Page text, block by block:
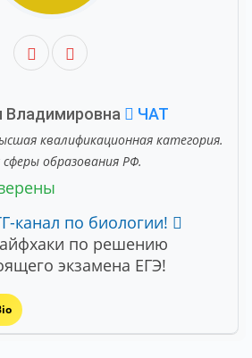
Владимировна ЧАТ
квалификационная категория.
образования РФ.
канал по биологии!
по решению
экзамена ЕГЭ!